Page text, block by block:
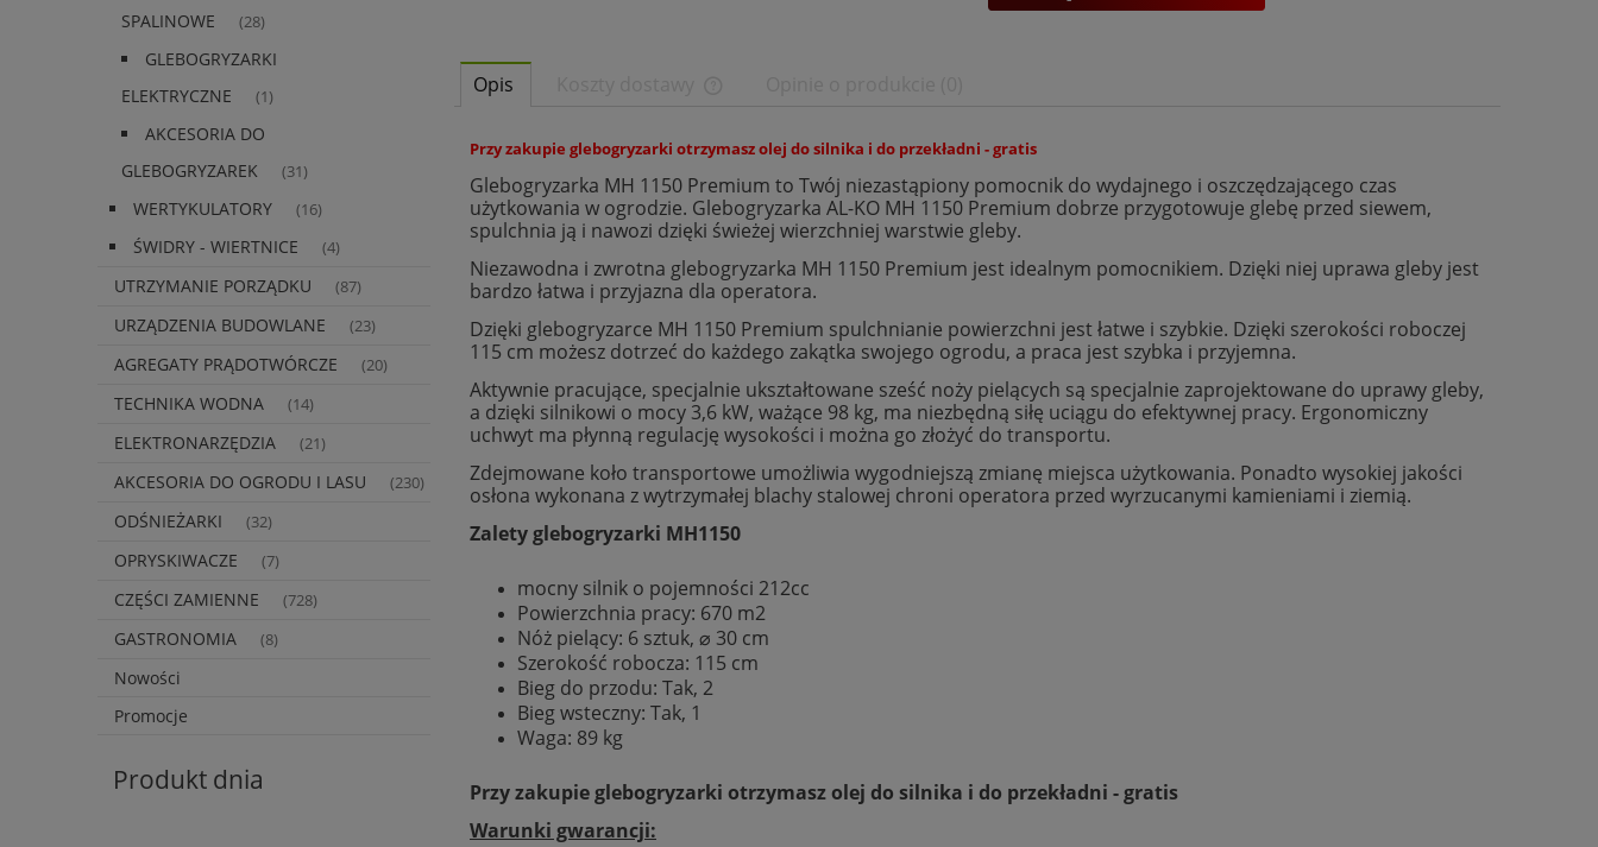
SPALINOWE
(28)
GLEBOGRYZARKI
ELEKTRYCZNE
(1)
AKCESORIA DO
GLEBOGRYZAREK
(31)
WERTYKULATORY (16)
ŚWIDRY - WIERTNICE (4)
UTRZYMANIE PORZĄDKU (87)
URZĄDZENIA BUDOWLANE (23)
AGREGATY PRĄDOTWÓRCZE (20)
TECHNIKA WODNA (14)
ELEKTRONARZĘDZIA (21)
AKCESORIA DO OGRODU I LASU (230)
ODŚNIEŻARKI (32)
OPRYSKIWACZE (7)
CZĘŚCI ZAMIENNE (728)
GASTRONOMIA (8)
Nowości
Promocje
Produkt dnia
Opis
Cena nie zawiera ewentualnych kosztów
Przy zakupie glebogryzarki otrzymasz olej do silnika i do przekładni - gratis
Glebogryzarka MH 1150 Premium to Twój niezastąpiony pomocnik do wydajnego i oszczędzającego czas
użytkowania w ogrodzie. Glebogryzarka AL-KO MH 1150 Premium dobrze przygotowuje glebę przed siewem,
spulchnia ją i nawozi dzięki świeżej wierzchniej warstwie gleby.
Niezawodna i zwrotna glebogryzarka MH 1150 Premium jest idealnym pomocnikiem. Dzięki niej uprawa gleby jest
bardzo łatwa i przyjazna dla operatora.
Dzięki glebogryzarce MH 1150 Premium spulchnianie powierzchni jest łatwe i szybkie. Dzięki szerokości roboczej
115 cm możesz dotrzeć do każdego zakątka swojego ogrodu, a praca jest szybka i przyjemna.
Aktywnie pracujące, specjalnie ukształtowane sześć noży pielących są specjalnie zaprojektowane do uprawy gleby,
a dzięki silnikowi o mocy 3,6 kW, ważące 98 kg, ma niezbędną siłę uciągu do efektywnej pracy. Ergonomiczny
uchwyt ma płynną regulację wysokości i można go złożyć do transportu.
Zdejmowane koło transportowe umożliwia wygodniejszą zmianę miejsca użytkowania. Ponadto wysokiej jakości
osłona wykonana z wytrzymałej blachy stalowej chroni operatora przed wyrzucanymi kamieniami i ziemią.
Zalety glebogryzarki MH1150
mocny silnik o pojemności 212cc
Powierzchnia pracy: 670 m2
Nóż pielący: 6 sztuk, ⌀ 30 cm
Szerokość robocza: 115 cm
Bieg do przodu: Tak, 2
Bieg wsteczny: Tak, 1
Waga: 89 kg
Przy zakupie glebogryzarki otrzymasz olej do silnika i do przekładni - gratis
Warunki gwarancji: